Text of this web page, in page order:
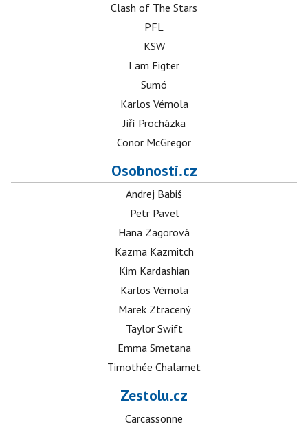
Clash of The Stars
PFL
KSW
I am Figter
Sumó
Karlos Vémola
Jiří Procházka
Conor McGregor
Osobnosti.cz
Andrej Babiš
Petr Pavel
Hana Zagorová
Kazma Kazmitch
Kim Kardashian
Karlos Vémola
Marek Ztracený
Taylor Swift
Emma Smetana
Timothée Chalamet
Zestolu.cz
Carcassonne